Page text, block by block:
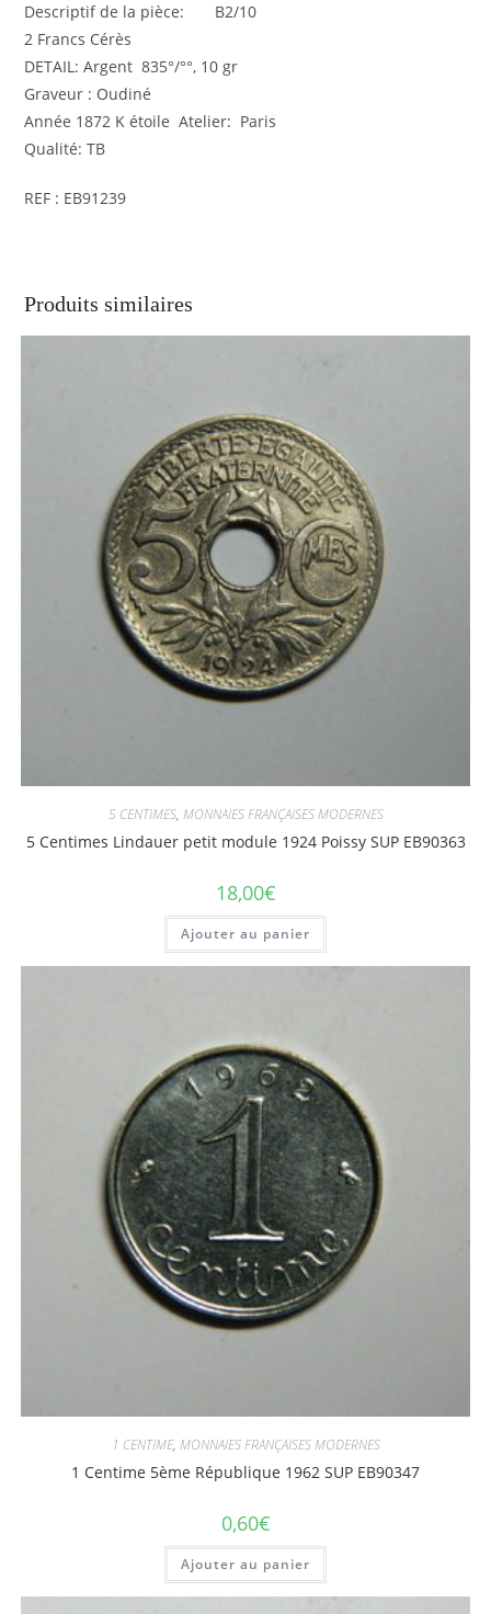
Descriptif de la pièce: B2/10
2 Francs Cérès
DETAIL: Argent 835°/°°, 10 gr
Graveur : Oudiné
Année 1872 K étoile Atelier: Paris
Qualité: TB
REF : EB91239
Produits similaires
5 CENTIMES, MONNAIES FRANÇAISES MODERNES
5 Centimes Lindauer petit module 1924 Poissy SUP EB90363
18,00€
Ajouter au panier
1 CENTIME, MONNAIES FRANÇAISES MODERNES
1 Centime 5ème République 1962 SUP EB90347
0,60€
Ajouter au panier